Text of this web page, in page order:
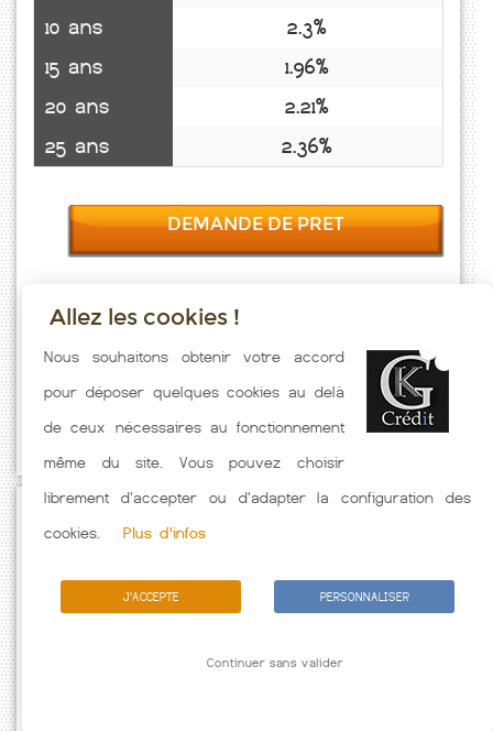
10 ans
2.3%
15 ans
1.96%
20 ans
2.21%
25 ans
2.36%
DEMANDE DE PRET
Taux emprunt actualisés (Rieux) toutes les semaines. Taux Immobilier
pratiqués par nos partenaires bancaires. Meilleur Taux hors
assurance. Taux crédit immobilier indicatif fonction des
caractéristiques de l'emprunteur.
Allez les cookies !
Nous souhaitons obtenir votre accord
pour déposer quelques cookies au delà
de ceux nécessaires au fonctionnement
même du site. Vous pouvez choisir
librement d'accepter ou d'adapter la configuration des
cookies.
Plus d'infos
J'ACCEPTE PERSONNALISER
Continuer sans valider